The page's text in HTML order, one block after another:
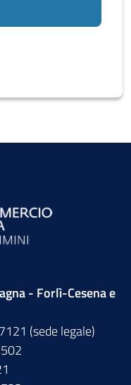
- Forlì-Cesena e
(sede legale)